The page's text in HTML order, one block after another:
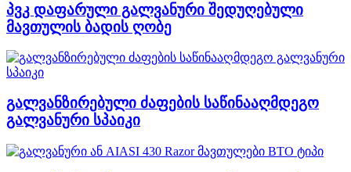
პვკ დაფარული გალვანური შედუღებული
მავთულის ბადის ღობე
გალვანზირებული ძაფების საწინააღმდეგო
გალვანური სპაიკი